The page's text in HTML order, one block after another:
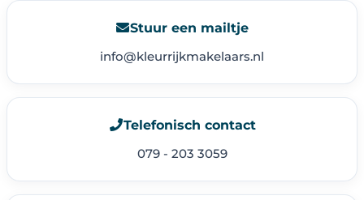
Stuur een mailtje
info@kleurrijkmakelaars.nl
Telefonisch contact
079 - 203 3059